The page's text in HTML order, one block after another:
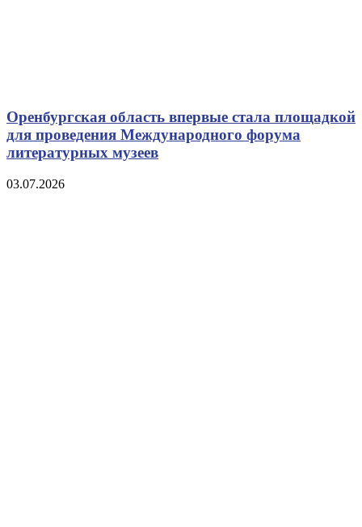
Оренбургская область впервые стала площадкой
для проведения Международного форума
литературных музеев
03.07.2026